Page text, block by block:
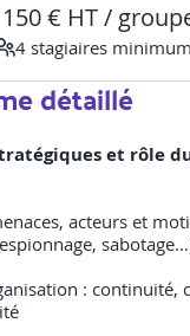
€ HT /
4 stagiaires minimum
détaillé
et rôle du
acteurs et
: continuité,